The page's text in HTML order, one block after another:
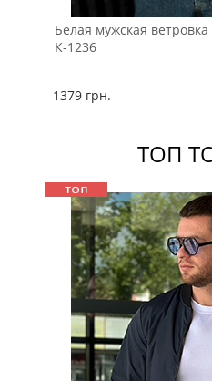
Белая мужская
К-1236
1379 грн.
ТОП